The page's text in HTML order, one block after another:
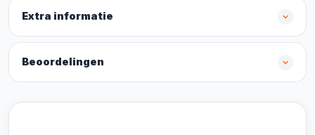
Extra informatie
Beoordelingen